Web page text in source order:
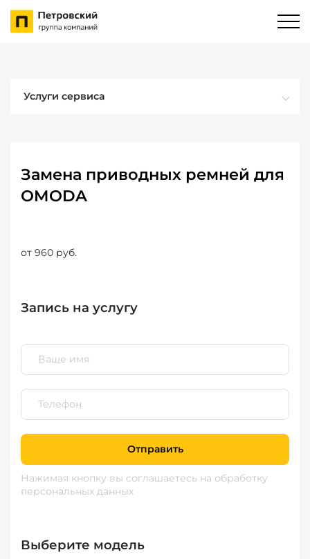
Услуги сервиса
Замена приводных ремней для
OMODA
от 960 руб.
Запись на услугу
Отправить
Нажимая кнопку вы соглашаетесь на обработку
персональных данных
Выберите модель